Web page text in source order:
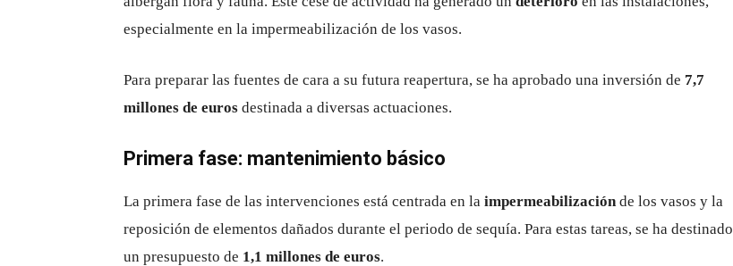
especialmente en la impermeabilización de los vasos.
Para preparar las fuentes de cara a su futura reapertura, se ha aprobado una inversión de 7,7
millones de euros destinada a diversas actuaciones.
Primera fase: mantenimiento básico
La primera fase de las intervenciones está centrada en la impermeabilizaciónde los vasos y la
reposición de elementos dañados durante el periodo de sequía. Para estas tareas, se ha destinado
un presupuesto de 1,1 millones de euros.